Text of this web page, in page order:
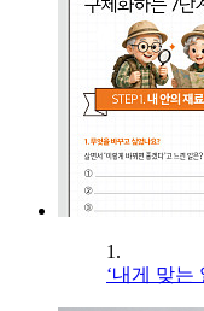
1.
‘내게 맞는